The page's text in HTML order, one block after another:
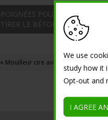
POIGNÉES POUR RÈGLE À
TIRER LE BÉTON
« Mouilleur cire avec ou sans réservoir
We use
study how it
Opt-out and
I AGREE